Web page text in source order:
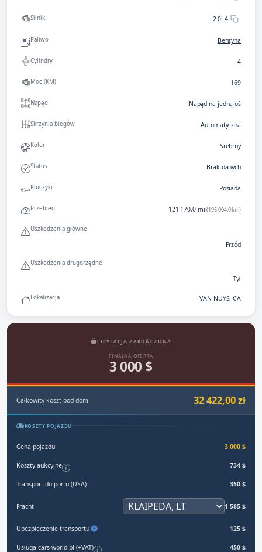
Silnik 2.0l 4
Paliwo Benzyna
Cylindry 4
Moc (KM) 169
Napęd Napęd na jedną oś
Skrzynia biegów Automatyczna
Kolor Srebrny
Status Brak danych
Kluczyki Posiada
Przebieg 121 170,0 mil(195 004,0 km)
Uszkodzenia główne
Przód
Uszkodzenia drugorzędne
Tył
Lokalizacja VAN NUYS, CA
LICYTACJA ZAKOŃCZONA
FINALNA OFERTA
3 000 $
Całkowity koszt pod dom 32 422,00 zł
KOSZTY POJAZDU
Cena pojazdu 3 000 $
Koszty aukcyjne 734 $
Transport do portu (USA) 350 $
Fracht 1 585 $
Ubezpieczenie transportu 125 $
Usługa cars-world.pl (+VAT) 450 $